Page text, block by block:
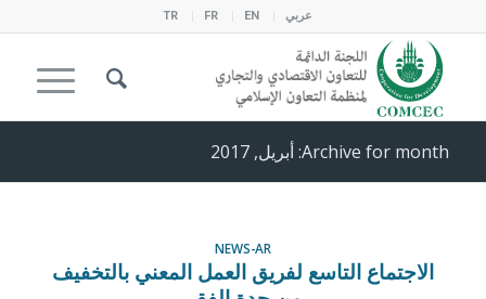
عربي EN
FR
TR
Archive for month: أبريل, 2017
NEWS-AR
الاجتماع التاسع لفريق العمل المعني بالتخفيف